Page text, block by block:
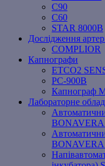
C90
C60
STAR 8000B
Дослідження
COMPLIOR
Капнографи
ETCO2
PC‐900B
Капнограф
Лабораторне